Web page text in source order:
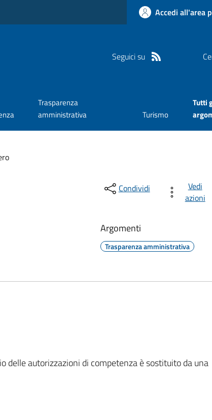
Accedi all'area
Seguici su
Trasparenza
amministrativa
Turismo
Tutti
Condividi
Vedi
azioni
Argomenti
Trasparenza amministrativa
delle autorizzazioni di competenza è sostituito da una